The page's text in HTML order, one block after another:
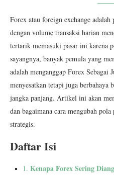
Forex atau foreign exchange adalah
dengan volume transaksi harian
tertarik memasuki pasar ini karena
sayangnya, banyak pemula yang
adalah menganggap Forex Sebagai
menyesatkan tetapi juga berbahaya
jangka panjang. Artikel ini akan
dan bagaimana cara mengubah
strategis.
Daftar Isi
1. Kenapa Forex Sering